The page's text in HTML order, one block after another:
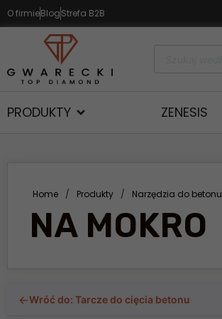
O firmieBlogStrefa B2B
PRODUKTY ZENESIS
Home / Produkty / Narzędzia do betonu
NA MOKRO
←Wróć do: Tarcze do cięcia betonu